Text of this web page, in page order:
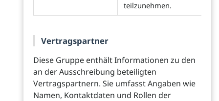
teilzunehmen.
Vertragspartner
Diese Gruppe enthält Informationen zu den
an der Ausschreibung beteiligten
Vertragspartnern. Sie umfasst Angaben wie
Namen, Kontaktdaten und Rollen der